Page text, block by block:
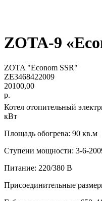
ZOTA-9
ZOTA "Econom SSR"
ZE3468422009
20100,00
р.
Котел отопительный
кВт
Площадь обогрева: 90 кв.м
Cтупени мощности: 3-6-
Питание: 220/380 В
Присоединительные